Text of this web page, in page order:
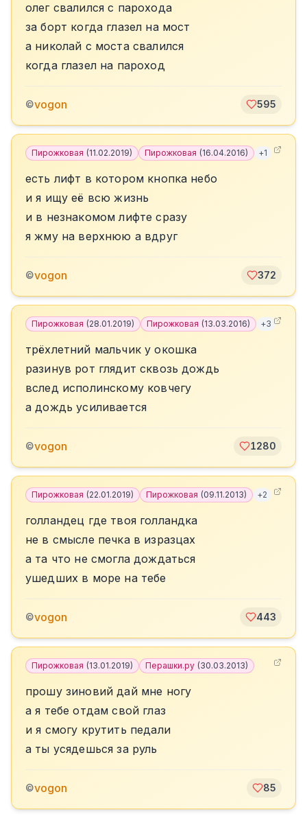
олег свалился с парохода
за борт когда глазел на мост
а николай с моста свалился
когда глазел на пароход
©vogon 595
Пирожковая (11.02.2019) Пирожковая (16.04.2016) +1
есть лифт в котором кнопка небо
и я ищу её всю жизнь
и в незнакомом лифте сразу
я жму на верхнюю а вдруг
©vogon 372
Пирожковая (28.01.2019) Пирожковая (13.03.2016) +3
трёхлетний мальчик у окошка
разинув рот глядит сквозь дождь
вслед исполинскому ковчегу
а дождь усиливается
©vogon 1280
Пирожковая (22.01.2019) Пирожковая (09.11.2013) +2
голландец где твоя голландка
не в смысле печка в изразцах
а та что не смогла дождаться
ушедших в море на тебе
©vogon 443
Пирожковая (13.01.2019) Перашки.ру (30.03.2013)
прошу зиновий дай мне ногу
а я тебе отдам свой глаз
и я смогу крутить педали
а ты усядешься за руль
©vogon 85